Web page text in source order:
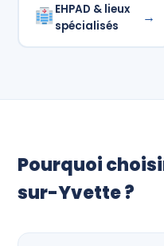
EHPAD & lieux
spécialisés
→
Pourquoi
sur-Yvette ?